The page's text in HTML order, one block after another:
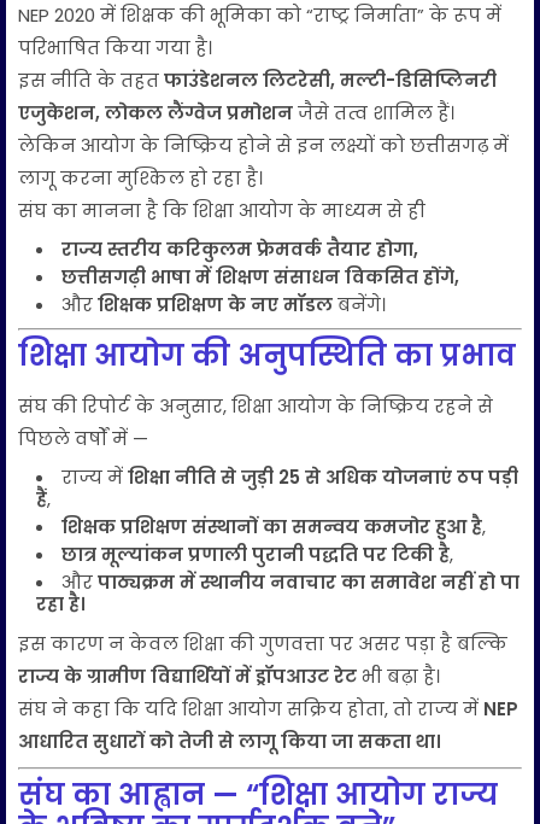
NEP 2020 में शिक्षक की भूमिका को “राष्ट्र निर्माता” के रूप में
परिभाषित किया गया है।
इस नीति के तहतफाउंडेशनल लिटरेसी, मल्टी-डिसिप्लिनरी
एजुकेशन, लोकल लैंग्वेज प्रमोशनजैसे तत्व शामिल हैं।
लेकिन आयोग के निष्क्रिय होने से इन लक्ष्यों को छत्तीसगढ़ में
लागू करना मुश्किल हो रहा है।
संघ का मानना है कि शिक्षा आयोग के माध्यम से ही
राज्य स्तरीय करिकुलम फ्रेमवर्क तैयार होगा,
छत्तीसगढ़ी भाषा में शिक्षण संसाधन विकसित होंगे,
औरशिक्षक प्रशिक्षण के नए मॉडलबनेंगे।
शिक्षा आयोग की अनुपस्थिति का प्रभाव
संघ की रिपोर्ट के अनुसार, शिक्षा आयोग के निष्क्रिय रहने से
पिछले वर्षों में —
राज्य मेंशिक्षा नीति से जुड़ी 25 से अधिक योजनाएं ठप पड़ी
हैं,
शिक्षक प्रशिक्षण संस्थानों का समन्वय कमजोर हुआ है,
छात्र मूल्यांकन प्रणाली पुरानी पद्धति पर टिकी है,
औरपाठ्यक्रम में स्थानीय नवाचार का समावेश नहीं हो पा
रहा है।
इस कारण न केवल शिक्षा की गुणवत्ता पर असर पड़ा है बल्कि
राज्य के ग्रामीण विद्यार्थियों में ड्रॉपआउट रेट भी बढ़ा है।
संघ ने कहा कि यदि शिक्षा आयोग सक्रिय होता, तो राज्य में NEP
आधारित सुधारों को तेजी से लागू किया जा सकता था।
संघ का आह्वान — “शिक्षा आयोग राज्य